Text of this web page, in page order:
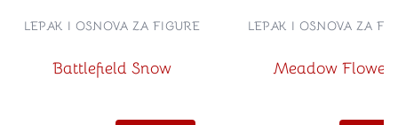
Battlefield Snow
LEPAK I OSNOVA ZA FIGURE
Meadow Flowers
LEPAK I OSNOVA ZA